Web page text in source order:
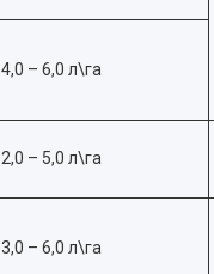
4,0 – 6,0 л\га
2,0 – 5,0 л\га
3,0 – 6,0 л\га